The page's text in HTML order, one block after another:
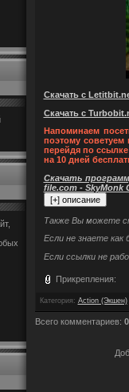
Скачать с
Скачать с
Напоминаем
поэтому
перейдя по
на 10 дней
Скачать
file.com - SkyMonk
Также Вы можете
Если не знаете
Если ссылки не
Прикрепления:
Категория : Action (Экшен)|
Всего комментариев: 0